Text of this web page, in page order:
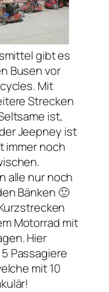
gibt es
Busen vor
Mit
Strecken
ist,
Jeepney ist
immer noch
alle nur noch
Bänken 🙂
Motorrad mit
Hier
Passagiere
mit 10